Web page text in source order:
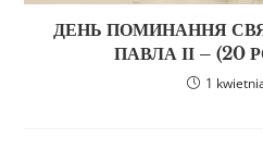
ДЕНЬ ПОМИНАННЯ
ПАВЛА ІІ – (20
1